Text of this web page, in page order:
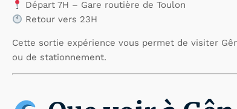
Départ 7H – Gare routière de Toulon
Retour vers 23H
Cette sortie expérience vous permet de visiter
ou de stationnement.